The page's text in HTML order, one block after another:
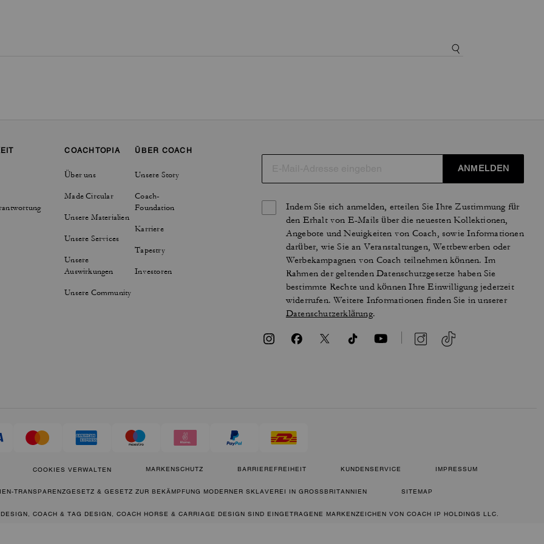
COACHTOPIA
Über uns
Made Circular
Unsere Materialien
Unsere Services
Unsere
Auswirkungen
Unsere Community
ÜBER COACH
Unsere Story
Coach-
Foundation
Karriere
Tapestry
Investoren
ANMELDEN
Indem Sie sich anmelden, erteilen Sie Ihre Zustimmung für
den Erhalt von E-Mails über die neuesten Kollektionen,
Angebote und Neuigkeiten von Coach, sowie Informationen
darüber, wie Sie an Veranstaltungen, Wettbewerben oder
Werbekampagnen von Coach teilnehmen können. Im
Rahmen der geltenden Datenschutzgesetze haben Sie
bestimmte Rechte und können Ihre Einwilligung jederzeit
widerrufen. Weitere Informationen finden Sie in unserer
Datenschutzerklärung.
COOKIES VERWALTEN MARKENSCHUTZ BARRIEREFREIHEIT KUNDENSERVICE IMPRESSUM
TRANSPARENZGESETZ & GESETZ ZUR BEKÄMPFUNG MODERNER SKLAVEREI IN GROSSBRITANNIEN SITEMAP
COACH & TAG DESIGN, COACH HORSE & CARRIAGE DESIGN SIND EINGETRAGENE MARKENZEICHEN VON COACH IP HOLDINGS LLC.